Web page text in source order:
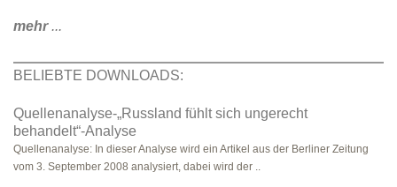
mehr...
BELIEBTE DOWNLOADS:
Quellenanalyse-„Russland fühlt sich ungerecht
behandelt“-Analyse
Quellenanalyse: In dieser Analyse wird ein Artikel aus der Berliner Zeitung
vom 3. September 2008 analysiert, dabei wird der ..